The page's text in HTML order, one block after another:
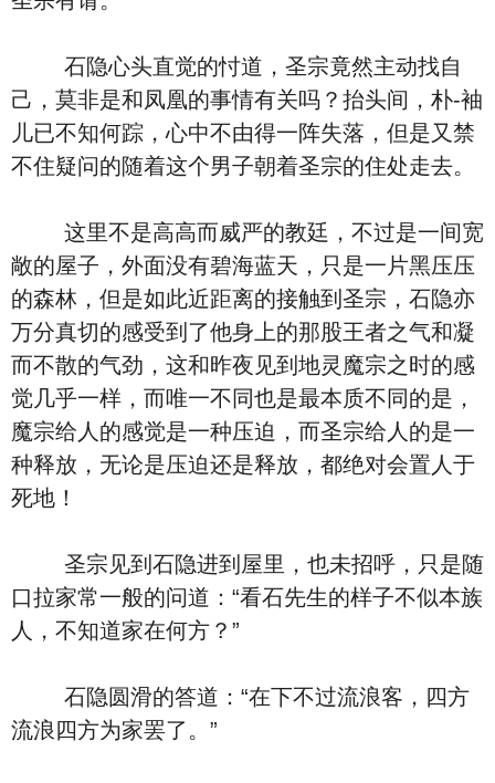
石隐心头直觉的忖道，圣宗竟然主动找自
己，莫非是和凤凰的事情有关吗？抬头间，朴-袖
儿已不知何踪，心中不由得一阵失落，但是又禁
不住疑问的随着这个男子朝着圣宗的住处走去。
这里不是高高而威严的教廷，不过是一间宽
敞的屋子，外面没有碧海蓝天，只是一片黑压压
的森林，但是如此近距离的接触到圣宗，石隐亦
万分真切的感受到了他身上的那股王者之气和凝
而不散的气劲，这和昨夜见到地灵魔宗之时的感
觉几乎一样，而唯一不同也是最本质不同的是，
魔宗给人的感觉是一种压迫，而圣宗给人的是一
种释放，无论是压迫还是释放，都绝对会置人于
死地！
圣宗见到石隐进到屋里，也未招呼，只是随
口拉家常一般的问道：“看石先生的样子不似本族
人，不知道家在何方？”
石隐圆滑的答道：“在下不过流浪客，四方
流浪四方为家罢了。”